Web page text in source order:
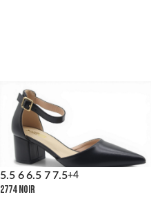
5.5 6 6.5 7 7.5+4
2774 NOIR